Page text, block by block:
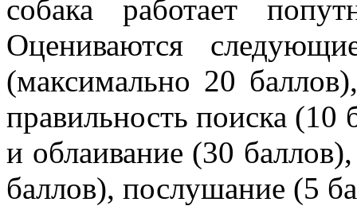
собака работает
Оцениваются
(максимально 20
правильность поиска (10
и облаивание (30
баллов), послушание (5